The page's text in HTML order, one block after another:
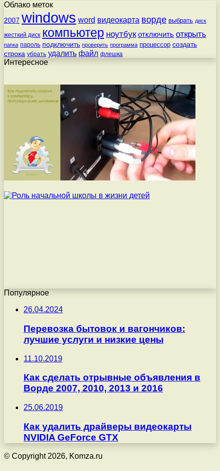
Облако меток
2007 windows word видеокарта ворде выбрать диск
жесткий диск компьютер ноутбук отключить открыть
папка пароль подключить проверить программа процессор создать
строка убрать удалить файл флешка
Интересное
Популярное
26.04.2024
Перевозка бытовок и вагончиков:
лучшие услуги и низкие цены
11.10.2019
Как сделать отрывные объявления в
Ворде 2007, 2010, 2013 и 2016
25.06.2019
Как удалить драйверы видеокарты
NVIDIA GeForce GTX
© Copyright 2026, Komza.ru